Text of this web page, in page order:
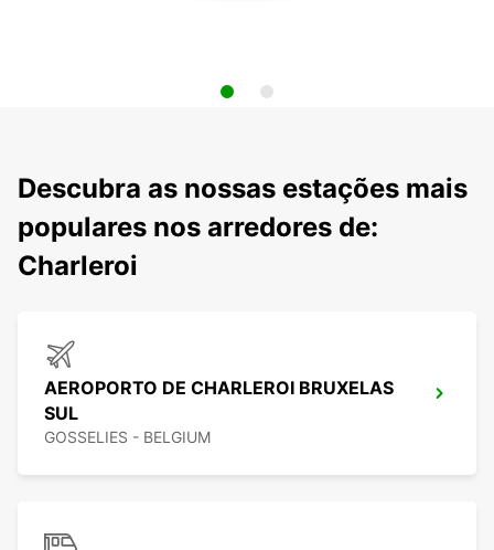
Descubra as nossas estações mais
populares nos arredores de:
Charleroi
AEROPORTO DE CHARLEROI BRUXELAS
SUL
GOSSELIES - BELGIUM